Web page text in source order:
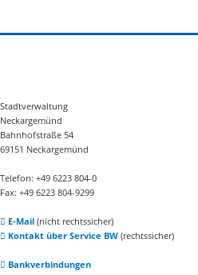
Stadtverwaltung
Neckargemünd
Bahnhofstraße 54
69151 Neckargemünd
Telefon: +49 6223 804-0
Fax: +49 6223 804-9299
E-Mail(nicht rechtssicher)
Kontakt über Service BW(rechtssicher)
Bankverbindungen